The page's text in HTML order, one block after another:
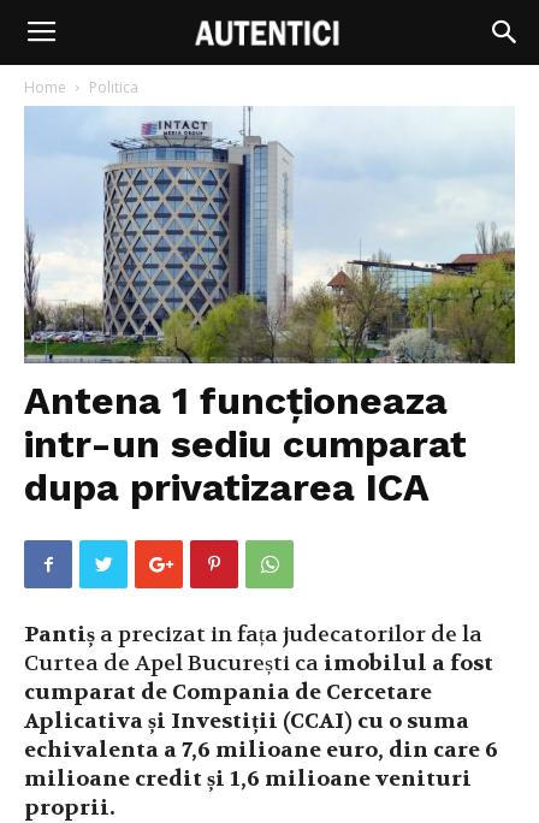
Home Politica
Antena 1 funcționeaza
intr-un sediu cumparat
dupa privatizarea ICA
Pantiș a precizat in fața judecatorilor de la
Curtea de Apel București ca imobilul a fost
cumparat de Compania de Cercetare
Aplicativa și Investiții (CCAI) cu o suma
echivalenta a 7,6 milioane euro, din care 6
milioane credit și 1,6 milioane venituri
proprii.